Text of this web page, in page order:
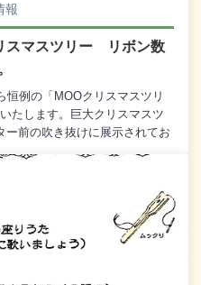
報
スマスツリー リボン数
恒例の「MOOクリスマスツリ
たします。巨大クリスマスツ
ー前の吹き抜けに展示されてお
たします。(当選者多数の場合
方法は以下のとおりとなりま
円以上のお買い物をして応募
物額500円ごとにMOO館内
おう！ ↓3．スタンプを3
紙にリボンの数、連絡先など